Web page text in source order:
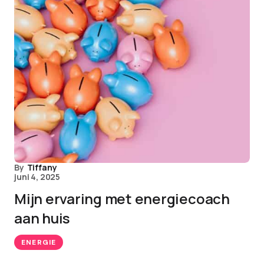
By Tiffany
juni 4, 2025
Mijn ervaring met energiecoach
aan huis
ENERGIE